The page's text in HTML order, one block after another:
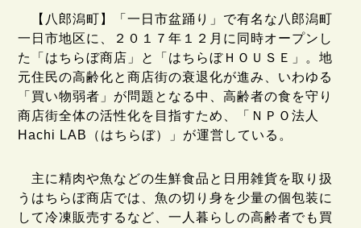
【八郎潟町】「一日市盆踊り」で有名な八郎潟町
一日市地区に、２０１７年１２月に同時オープンし
た「はちらぼ商店」と「はちらぼＨＯＵＳＥ」。地
元住民の高齢化と商店街の衰退化が進み、いわゆる
「買い物弱者」が問題となる中、高齢者の食を守り
商店街全体の活性化を目指すため、「ＮＰＯ法人
Hachi LAB（はちらぼ）」が運営している。
主に精肉や魚などの生鮮食品と日用雑貨を取り扱
うはちらぼ商店では、魚の切り身を少量の個包装に
して冷凍販売するなど、一人暮らしの高齢者でも買